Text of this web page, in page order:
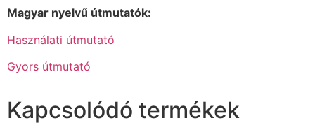
Magyar nyelvű útmutatók:
Használati útmutató
Gyors útmutató
Kapcsolódó termékek